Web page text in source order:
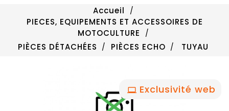
Accueil
PIECES, EQUIPEMENTS ET ACCESSOIRES DE
MOTOCULTURE
PIÈCES DÉTACHÉES
PIÈCES ECHO TUYAU
Exclusivité web